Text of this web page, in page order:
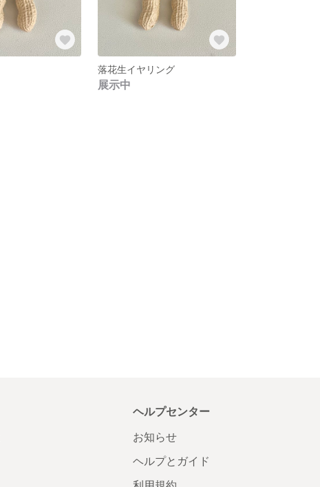
落花生イヤリング
展示中
ヘルプセンター
お知らせ
ヘルプとガイド